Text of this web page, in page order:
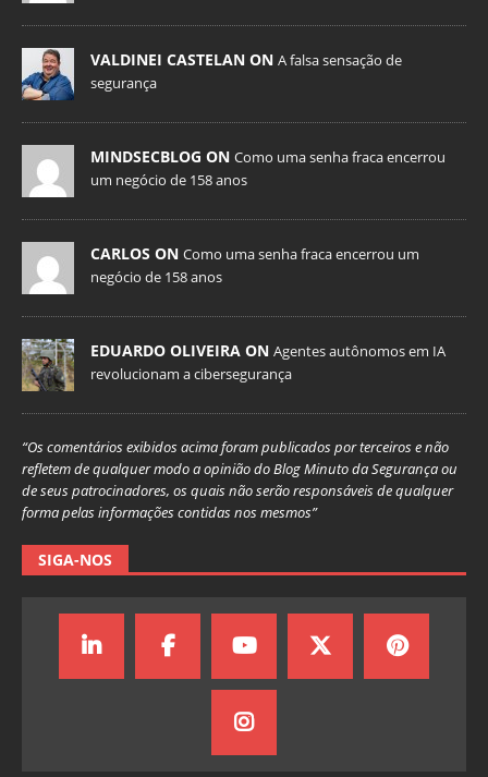
VALDINEI CASTELAN ON A falsa sensação de
segurança
MINDSECBLOG ON Como uma senha fraca encerrou
um negócio de 158 anos
CARLOS ON Como uma senha fraca encerrou um
negócio de 158 anos
EDUARDO OLIVEIRA ON Agentes autônomos em IA
revolucionam a cibersegurança
“Os comentários exibidos acima foram publicados por terceiros e não
refletem de qualquer modo a opinião do Blog Minuto da Segurança ou
de seus patrocinadores, os quais não serão responsáveis de qualquer
forma pelas informações contidas nos mesmos”
SIGA-NOS